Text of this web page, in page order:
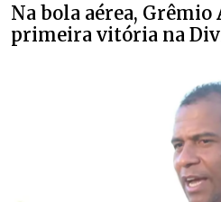
Na bola aérea,
primeira vitória na